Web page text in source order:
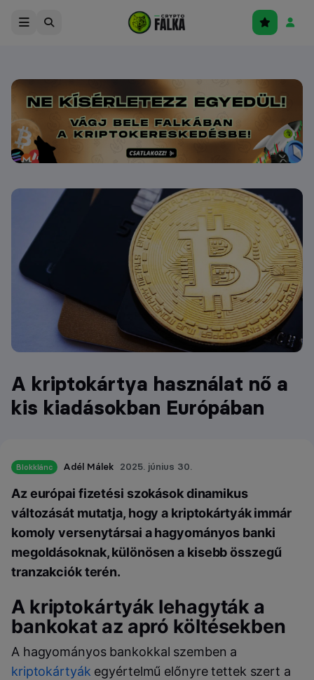
A kriptokártya használat nő a
kis kiadásokban Európában
Blokklánc Adél Málek 2025. június 30.
Az európai fizetési szokások dinamikus
változását mutatja, hogy a kriptokártyák immár
komoly versenytársai a hagyományos banki
megoldásoknak, különösen a kisebb összegű
tranzakciók terén.
A kriptokártyák lehagyták a
bankokat az apró költésekben
A hagyományos bankokkal szemben a
kriptokártyák egyértelmű előnyre tettek szert a